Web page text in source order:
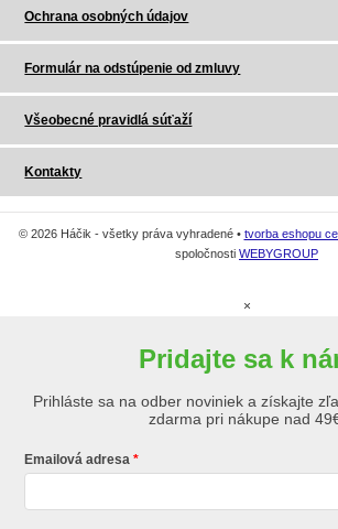
Ochrana osobných údajov
Formulár na odstúpenie od zmluvy
Všeobecné pravidlá súťaží
Kontakty
© 2026 Háčik - všetky práva vyhradené • tvorba eshopu
spoločnosti WEBYGROUP
×
Pridajte sa k
Prihláste sa na odber noviniek a získajte
zdarma pri nákupe nad
Emailová adresa